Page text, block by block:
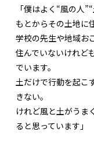
「僕はよく“風の人
もとからその土地に
学校の先生や地域お
住んでいないけれど
でいます。
土だけで行動を起こ
きない。
けれど風と土がうま
ると思っています」